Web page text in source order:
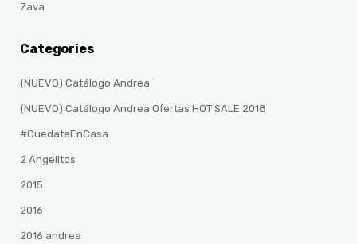
Zava
Categories
(NUEVO) Catálogo Andrea
(NUEVO) Catálogo Andrea Ofertas HOT SALE 2018
#QuedateEnCasa
2 Angelitos
2015
2016
2016 andrea